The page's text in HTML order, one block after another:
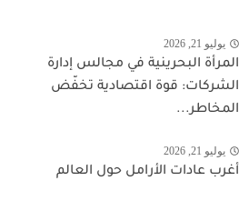
يوليو 21, 2026
المرأة البحرينية في مجالس إدارة
الشركات: قوة اقتصادية تخفّض
المخاطر...
يوليو 21, 2026
أغرب عادات الأرامل حول العالم